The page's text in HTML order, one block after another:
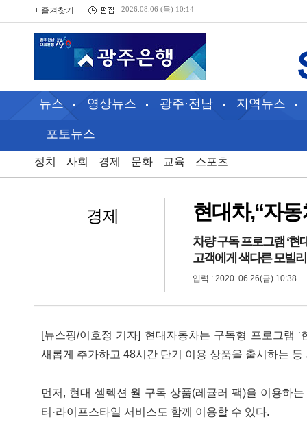
+ 즐겨찾기 2026.08.06 (목) 10:14
뉴스 영상뉴스 광주·전남 지역뉴스
포토뉴스
정치 사회 경제 문화 교육 스포츠
경제 현대차,“자
차량 구독 프로그램 ‘현
고객에게 색다른 모빌
입력 : 2020. 06.26(금) 10:38
[뉴스핑/이호정 기자] 현대자동차는 구독형 프로그램
새롭게 추가하고 48시간 단기 이용 상품을 출시하는
먼저, 현대 셀렉션 월 구독 상품(레귤러 팩)을 이용하
티·라이프스타일 서비스도 함께 이용할 수 있다.